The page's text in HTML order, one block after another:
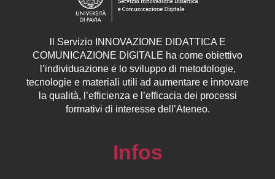
Servizio INNOVAZIONE DIDATTICA E
COMUNICAZIONE DIGITALE ha come obiettivo
l’individuazione e lo sviluppo di metodologie,
tecnologie e materiali utili ad aumentare e innovare
la qualità, l’efficienza e l’efficacia dei processi
formativi di interesse dell’Ateneo.
Infos